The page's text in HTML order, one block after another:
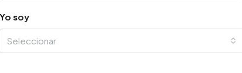
Yo soy
Seleccionar